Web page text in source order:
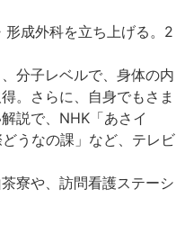
成外科を立ち上げる。2
分子レベルで、身体の内
。さらに、自身でもさま
説で、NHK「あさイ
うなの課」など、テレビ
寮や、訪問看護ステーシ